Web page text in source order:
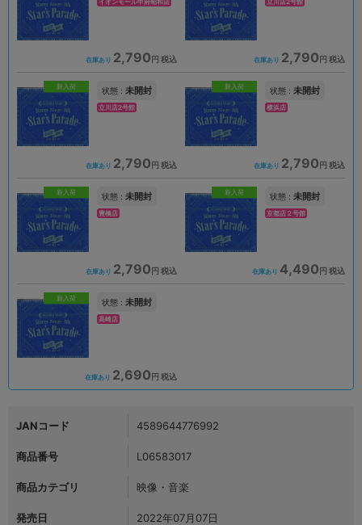
在庫あり 2,790円 税込 在庫あり 2,790円 税込
新入荷 状態 : 未開封
立川店2号館
在庫あり 2,790円 税込
新入荷 状態 : 未開封
横浜店
在庫あり 2,790円 税込
新入荷 状態 : 未開封
豊橋店
在庫あり 2,790円 税込
新入荷 状態 : 未開封
京都店２号館
在庫あり 4,490円 税込
新入荷 状態 : 未開封
高崎店
在庫あり 2,690円 税込
JANコード 4589644776992
商品番号 L06583017
商品カテゴリ 映像・音楽
発売日 2022年07月07日